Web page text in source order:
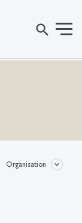
search
Organisation